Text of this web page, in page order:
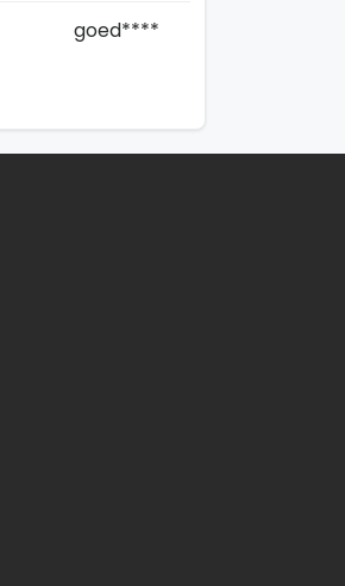
goed****